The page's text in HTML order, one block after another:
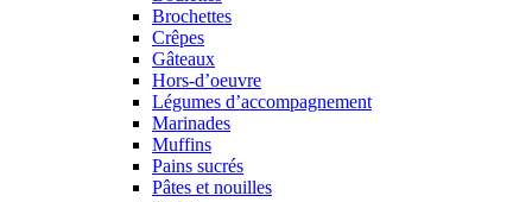
Brochettes
Crêpes
Gâteaux
Hors-d’oeuvre
Légumes d’accompagnement
Marinades
Muffins
Pains sucrés
Pâtes et nouilles